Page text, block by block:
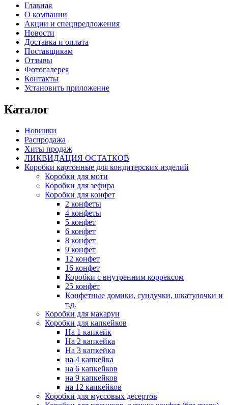
Главная
О компании
Акции и спецпредложения
Новости
Доставка и оплата
Поставщикам
Отзывы
Фотогалерея
Контакты
Установить приложение
Каталог
Новинки
Распродажа
Хиты продаж
ЛИКВИДАЦИЯ ОСТАТКОВ
Коробки картонные для кондитерских изделий
Коробки для моти
Коробки для зефира
Коробки для конфет
2 конфеты
4 конфеты
5 конфет
6 конфет
8 конфет
9 конфет
12 конфет
16 конфет
Коробки с внутренним коррексом
25 конфет
Конфетные домики, сундучки, шкатулочки и
т.д.
Коробки для макарун
Коробки для капкейков
На 1 капкейк
На 2 капкейка
На 3 капкейка
на 4 капкейка
на 6 капкейков
на 9 капкейков
на 12 капкейков
Коробки для муссовых десертов